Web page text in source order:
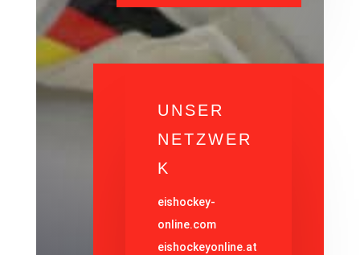
UNSER
NETZWER
K
eishockey-
online.com
eishockeyonline.at